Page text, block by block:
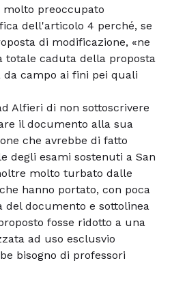
molto preoccupato
dell'articolo 4 perché, se
di modificazione, «ne
totale caduta della proposta
campo ai fini pei quali
Alfieri di non sottoscrivere
il documento alla sua
che avrebbe di fatto
degli esami sostenuti a San
molto turbato dalle
hanno portato, con poca
del documento e sottolinea
fosse ridotto a una
ad uso esclusvio
bisogno di professori